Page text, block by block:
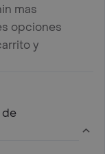
mas
opciones
y
de